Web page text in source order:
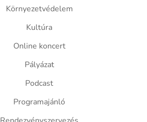
Környezetvédelem
Kultúra
Online koncert
Pályázat
Podcast
Programajánló